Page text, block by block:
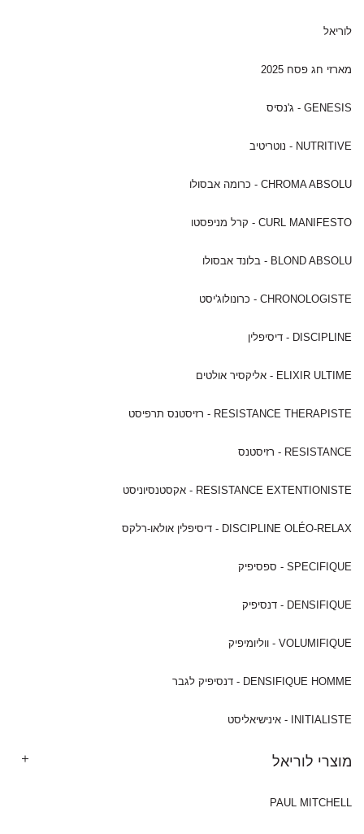
לוריאל
מארזי חג פסח 2025
GENESIS - ג'נסיס
NUTRITIVE - נוטריטיב
CHROMA ABSOLU - כרומה אבסולו
CURL MANIFESTO - קרל מניפסטו
BLOND ABSOLU - בלונד אבסולו
CHRONOLOGISTE - כרונולוג'יסט
DISCIPLINE - דיסיפלין
ELIXIR ULTIME - אליקסיר אולטים
RESISTANCE THERAPISTE - רזיסטנס תרפיסט
RESISTANCE - רזיסטנס
RESISTANCE EXTENTIONISTE - אקסטנסיוניסט
DISCIPLINE OLÉO-RELAX - דיסיפלין אולאו-רלקס
SPECIFIQUE - ספסיפיק
DENSIFIQUE - דנסיפיק
VOLUMIFIQUE - ווליומיפיק
DENSIFIQUE HOMME - דנסיפיק לגבר
INITIALISTE - אינישיאליסט
מוצרי לוריאל
PAUL MITCHELL